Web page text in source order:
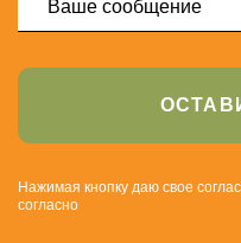
Нажимая кнопку даю свое
согласно